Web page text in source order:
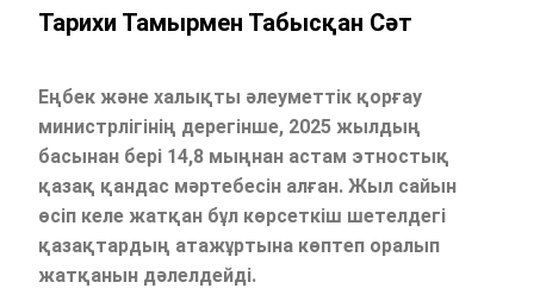
Тарихи Тамырмен Табысқан Сәт
Еңбек және халықты әлеуметтік қорғау
министрлігінің дерегінше, 2025 жылдың
басынан бері 14,8 мыңнан астам этностық
қазақ қандас мәртебесін алған. Жыл сайын
өсіп келе жатқан бұл көрсеткіш шетелдегі
қазақтардың атажұртына көптеп оралып
жатқанын дәлелдейді.